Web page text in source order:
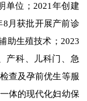
单位； 2021 年创建
8 月获批开展产前诊
助生殖技术；2023
产科、儿科门、急
查及孕前优生等服
体的现代化妇幼保